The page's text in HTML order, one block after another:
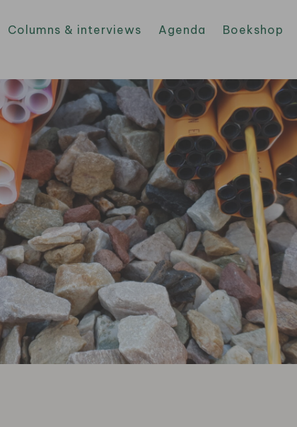
Columns & interviews Agenda Boekshop